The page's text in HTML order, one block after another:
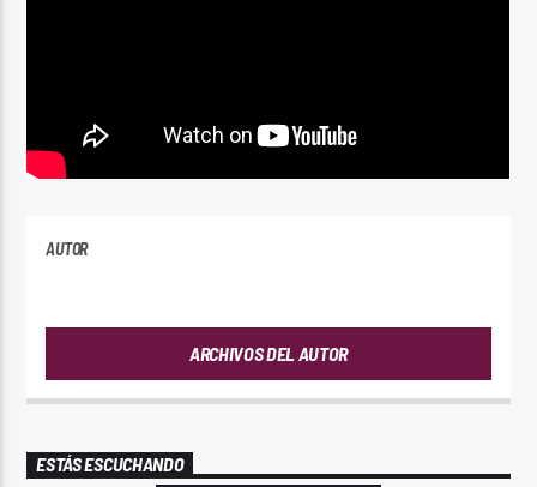
AUTOR
ARCHIVOS DEL AUTOR
ESTÁS ESCUCHANDO